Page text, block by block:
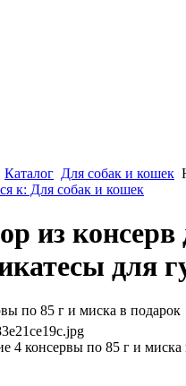
Каталог Для собак и кошек
к: Для собак и кошек
из
для
по 85 г и миска в подарок
4 консервы по 85 г и миска